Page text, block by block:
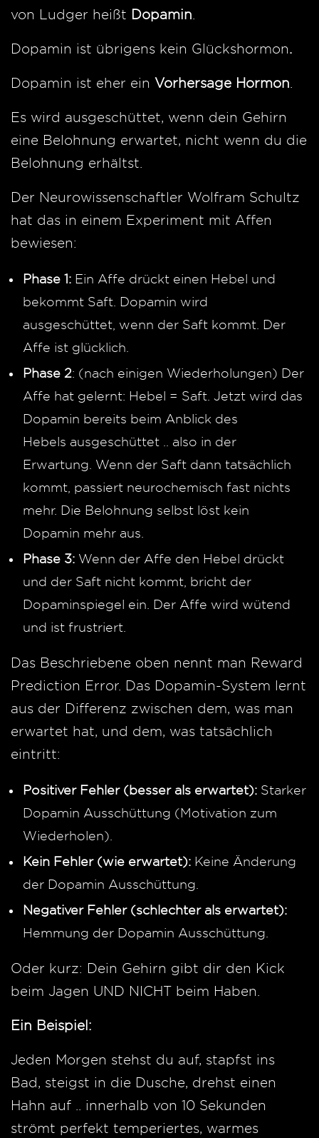
von Ludger heißt Dopamin
Dopamin ist übrigens kein Glückshormon.
Dopamin ist eher ein Vorhersage Hormon
Es wird ausgeschüttet, wenn dein Gehirn
eine Belohnung erwartet, nicht wenn du die
Belohnung erhältst.
Der Neurowissenschaftler Wolfram Schultz
hat das in einem Experiment mit Affen
bewiesen:
Phase 1: Ein Affe drückt einen Hebel und
bekommt Saft. Dopamin wird
ausgeschüttet, wenn der Saft kommt. Der
Affe ist glücklich.
Phase 2: (nach einigen Wiederholungen) Der
Affe hat gelernt: Hebel = Saft. Jetzt wird das
Dopamin bereits beim Anblick des
Hebels ausgeschüttet .. also in der
Erwartung. Wenn der Saft dann tatsächlich
kommt, passiert neurochemisch fast nichts
mehr. Die Belohnung selbst löst kein
Dopamin mehr aus.
Phase 3: Wenn der Affe den Hebel drückt
und der Saft nicht kommt, bricht der
Dopaminspiegel ein. Der Affe wird wütend
und ist frustriert.
Das Beschriebene oben nennt man Reward
Prediction Error. Das Dopamin-System lernt
aus der Differenz zwischen dem, was man
erwartet hat, und dem, was tatsächlich
eintritt:
Positiver Fehler (besser als erwartet): Starker
Dopamin Ausschüttung (Motivation zum
Wiederholen).
Kein Fehler (wie erwartet): Keine Änderung
der Dopamin Ausschüttung.
Negativer Fehler (schlechter als erwartet):
Hemmung der Dopamin Ausschüttung.
Oder kurz: Dein Gehirn gibt dir den Kick
beim Jagen UND NICHT beim Haben.
Ein Beispiel:
Jeden Morgen stehst du auf, stapfst ins
Bad, steigst in die Dusche, drehst einen
Hahn auf .. innerhalb von 10 Sekunden
strömt perfekt temperiertes, warmes